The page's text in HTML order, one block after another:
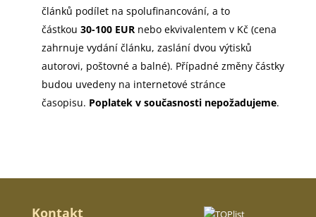
článků podílet na spolufinancování, a to
částkou 30-100 EURnebo ekvivalentem v Kč (cena
zahrnuje vydání článku, zaslání dvou výtisků
autorovi, poštovné a balné). Případné změny částky
budou uvedeny na internetové stránce
časopisu. Poplatek v současnosti nepožadujeme.
Kontakt